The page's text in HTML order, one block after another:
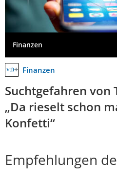
Finanzen
Finanzen
Suchtgefahren von
„Da rieselt schon
Konfetti“
Empfehlungen